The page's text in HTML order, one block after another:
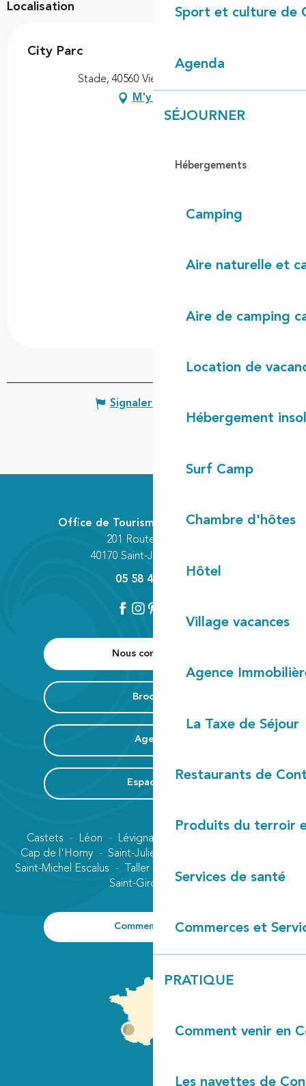
Sport et culture de
Agenda
SÉJOURNER
Hébergements
Camping
Aire naturelle et
Aire de camping
Location de
Hébergement
Surf Camp
Chambre d'hôtes
Hôtel
Village vacances
Agence
La Taxe de Séjour
Restaurants de
Produits du terroir
Services de santé
Commerces et
PRATIQUE
Comment venir en
Les navettes de
Localisation
City Parc
Stade, 40560 Vielle-Saint-Girons
M'y rendre
Signaler une erreur
Nous contacter
Brochure
Agenda
Espace Pro
Office de Tourisme Communautaire
201 Route des Lacs
40170 Saint-Julien-en-Born
05 58 42 89 80
Castets Léon Lévignacq
Cap de l'Homy
Saint-Julien-en-Born
Saint-Michel Escalus
Taller
Vielle-Saint-Girons
Saint-Girons plage
Comment venir ?